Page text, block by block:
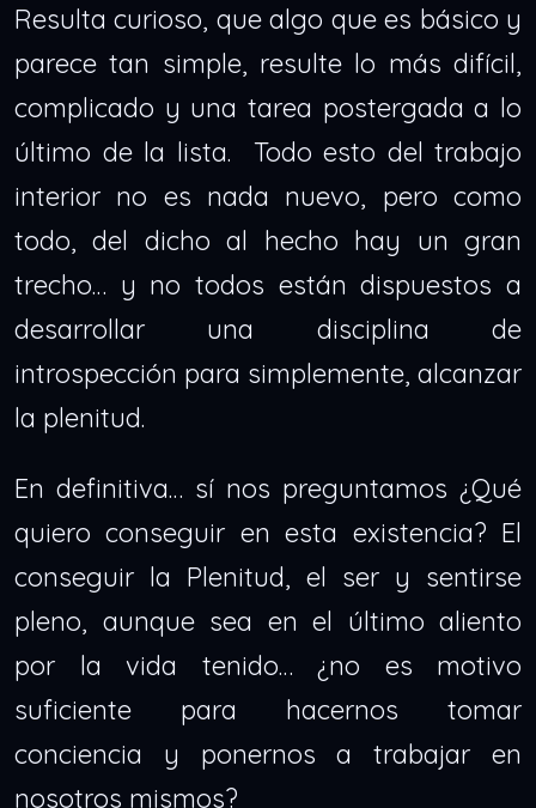
Resulta curioso, que algo que es básico y
parece tan simple, resulte lo más difícil,
complicado y una tarea postergada a lo
último de la lista. Todo esto del trabajo
interior no es nada nuevo, pero como
todo, del dicho al hecho hay un gran
trecho… y no todos están dispuestos a
desarrollar una disciplina de
introspección para simplemente, alcanzar
la plenitud.
En definitiva… sí nos preguntamos ¿Qué
quiero conseguir en esta existencia? El
conseguir la Plenitud, el ser y sentirse
pleno, aunque sea en el último aliento
por la vida tenido… ¿no es motivo
suficiente para hacernos tomar
conciencia y ponernos a trabajar en
nosotros mismos?